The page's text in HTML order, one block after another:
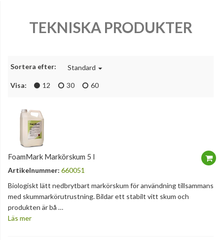
TEKNISKA PRODUKTER
Sortera efter: Standard
Visa: 12 30 60
FoamMark Markörskum 5 l
Artikelnummer: 660051
Biologiskt lätt nedbrytbart markörskum för användning tillsammans
med skummarkörutrustning. Bildar ett stabilt vitt skum och
produkten är bå …
Läs mer